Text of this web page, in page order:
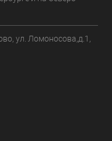
ул. Ломоносова,д.1,